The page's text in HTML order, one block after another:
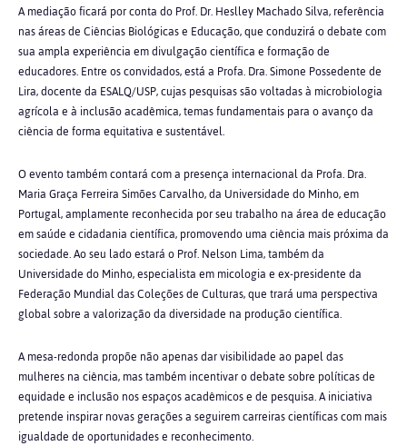
A mediação ficará por conta do Prof. Dr. Heslley Machado Silva, referência
nas áreas de Ciências Biológicas e Educação, que conduzirá o debate com
sua ampla experiência em divulgação científica e formação de
educadores. Entre os convidados, está a Profa. Dra. Simone Possedente de
Lira, docente da ESALQ/USP, cujas pesquisas são voltadas à microbiologia
agrícola e à inclusão acadêmica, temas fundamentais para o avanço da
ciência de forma equitativa e sustentável.
O evento também contará com a presença internacional da Profa. Dra.
Maria Graça Ferreira Simões Carvalho, da Universidade do Minho, em
Portugal, amplamente reconhecida por seu trabalho na área de educação
em saúde e cidadania científica, promovendo uma ciência mais próxima da
sociedade. Ao seu lado estará o Prof. Nelson Lima, também da
Universidade do Minho, especialista em micologia e ex-presidente da
Federação Mundial das Coleções de Culturas, que trará uma perspectiva
global sobre a valorização da diversidade na produção científica.
A mesa-redonda propõe não apenas dar visibilidade ao papel das
mulheres na ciência, mas também incentivar o debate sobre políticas de
equidade e inclusão nos espaços acadêmicos e de pesquisa. A iniciativa
pretende inspirar novas gerações a seguirem carreiras científicas com mais
igualdade de oportunidades e reconhecimento.